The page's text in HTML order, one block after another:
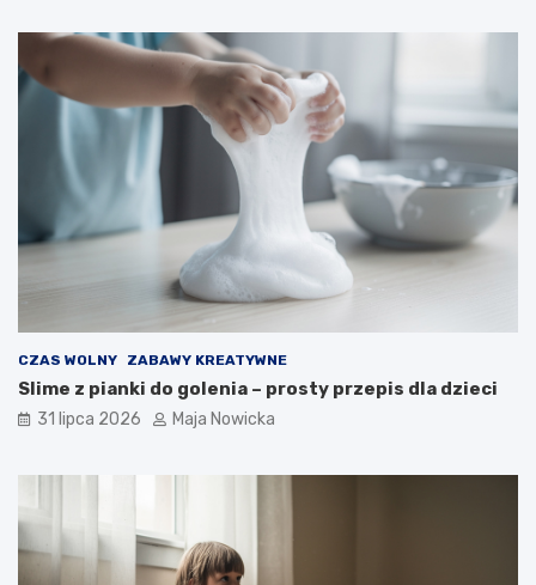
CZAS WOLNY ZABAWY KREATYWNE
Slime z pianki do golenia – prosty przepis dla dzieci
31 lipca 2026 Maja Nowicka